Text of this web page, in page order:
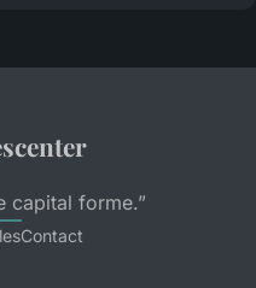
capital forme.”
Contact